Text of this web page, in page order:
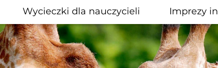
Wycieczki dla nauczycieli Imprezy